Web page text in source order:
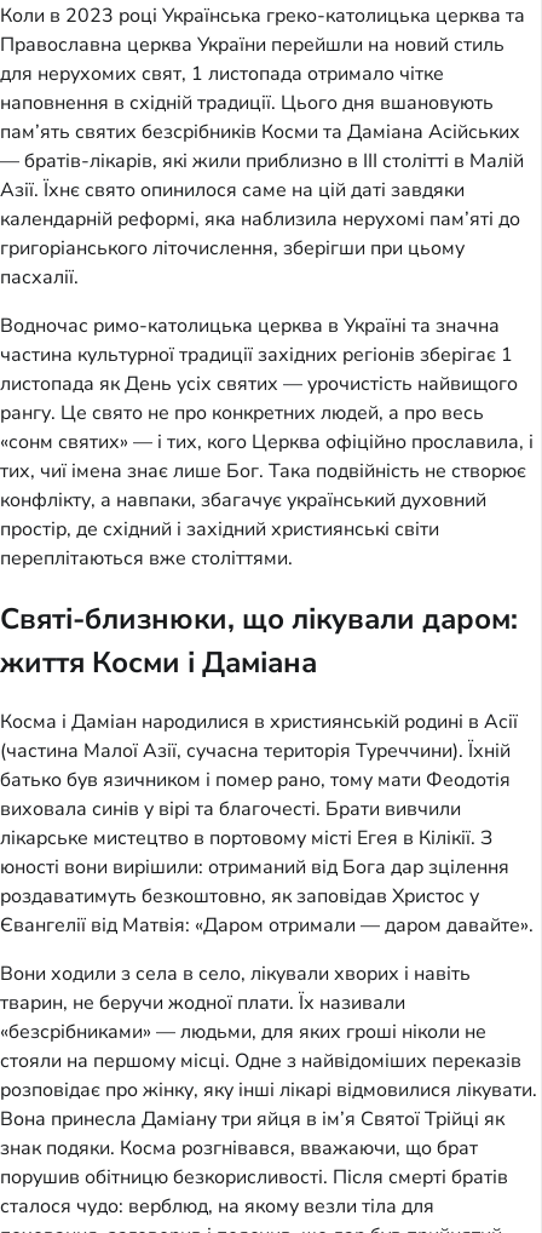
Коли в 2023 році Українська греко-католицька церква та
Православна церква України перейшли на новий стиль
для нерухомих свят, 1 листопада отримало чітке
наповнення в східній традиції. Цього дня вшановують
пам’ять святих безсрібників Косми та Даміана Асійських
— братів-лікарів, які жили приблизно в III столітті в Малій
Азії. Їхнє свято опинилося саме на цій даті завдяки
календарній реформі, яка наблизила нерухомі пам’яті до
григоріанського літочислення, зберігши при цьому
пасхалії.
Водночас римо-католицька церква в Україні та значна
частина культурної традиції західних регіонів зберігає 1
листопада як День усіх святих — урочистість найвищого
рангу. Це свято не про конкретних людей, а про весь
«сонм святих» — і тих, кого Церква офіційно прославила, і
тих, чиї імена знає лише Бог. Така подвійність не створює
конфлікту, а навпаки, збагачує український духовний
простір, де східний і західний християнські світи
переплітаються вже століттями.
Святі-близнюки, що лікували даром:
життя Косми і Даміана
Косма і Даміан народилися в християнській родині в Асії
(частина Малої Азії, сучасна територія Туреччини). Їхній
батько був язичником і помер рано, тому мати Феодотія
виховала синів у вірі та благочесті. Брати вивчили
лікарське мистецтво в портовому місті Егея в Кілікії. З
юності вони вирішили: отриманий від Бога дар зцілення
роздаватимуть безкоштовно, як заповідав Христос у
Євангелії від Матвія: «Даром отримали — даром давайте».
Вони ходили з села в село, лікували хворих і навіть
тварин, не беручи жодної плати. Їх називали
«безсрібниками» — людьми, для яких гроші ніколи не
стояли на першому місці. Одне з найвідоміших переказів
розповідає про жінку, яку інші лікарі відмовилися лікувати.
Вона принесла Даміану три яйця в ім’я Святої Трійці як
знак подяки. Косма розгнівався, вважаючи, що брат
порушив обітницю безкорисливості. Після смерті братів
сталося чудо: верблюд, на якому везли тіла для